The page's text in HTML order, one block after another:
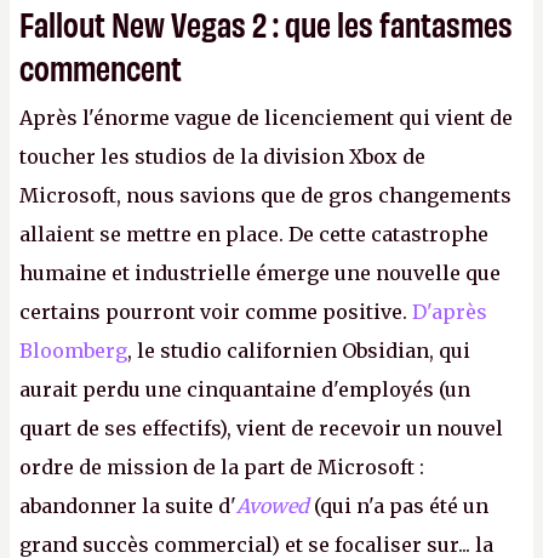
Fallout New Vegas 2 : que les fantasmes
commencent
Après l'énorme vague de licenciement qui vient de
toucher les studios de la division Xbox de
Microsoft, nous savions que de gros changements
allaient se mettre en place. De cette catastrophe
humaine et industrielle émerge une nouvelle que
certains pourront voir comme positive. D'après
Bloomberg, le studio californien Obsidian, qui
aurait perdu une cinquantaine d'employés (un
quart de ses effectifs), vient de recevoir un nouvel
ordre de mission de la part de Microsoft :
abandonner la suite d'Avowed(qui n'a pas été un
grand succès commercial) et se focaliser sur... la